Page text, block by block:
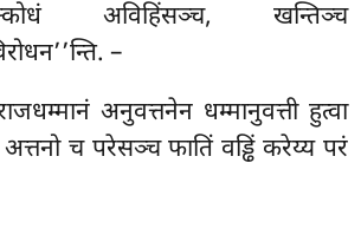
अविहिंसञ्च, खन्तिञ्च
–
अनुवत्तनेन धम्मानुवत्ती हुत्वा
च परेसञ्च फातिं वड्ढिं करेय्य परं